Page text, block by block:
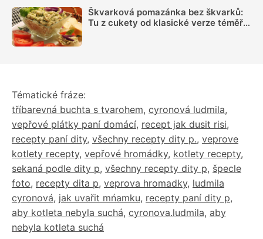
Škvarková pomazánka bez škvarků:
Tu z cukety od klasické verze téměř
Tématické fráze:
tříbarevná buchta s tvarohem, cyronová ludmila,
vepřové plátky paní domácí, recept jak dusit risi,
recepty paní dity, všechny recepty dity p., veprove
kotlety recepty, vepřové hromádky, kotlety recepty,
sekaná podle dity p, všechny recepty dity p, špecle
foto, recepty dita p, veprova hromadky, ludmila
cyronová, jak uvařit mńamku, recepty paní dity p,
aby kotleta nebyla suchá, cyronova.ludmila, aby
nebyla kotleta suchá